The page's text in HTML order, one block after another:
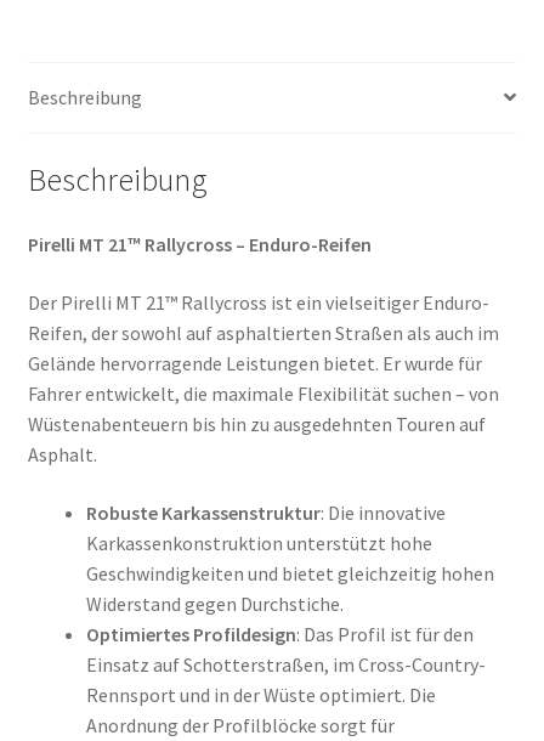
(Vorderreifen)
Beschreibung
Beschreibung
Pirelli MT 21™ Rallycross – Enduro-Reifen
Der Pirelli MT 21™ Rallycross ist ein vielseitiger Enduro-
Reifen, der sowohl auf asphaltierten Straßen als auch im
Gelände hervorragende Leistungen bietet. Er wurde für
Fahrer entwickelt, die maximale Flexibilität suchen – von
Wüstenabenteuern bis hin zu ausgedehnten Touren auf
Asphalt.
Robuste Karkassenstruktur: Die innovative
Karkassenkonstruktion unterstützt hohe
Geschwindigkeiten und bietet gleichzeitig hohen
Widerstand gegen Durchstiche.
Optimiertes Profildesign: Das Profil ist für den
Einsatz auf Schotterstraßen, im Cross-Country-
Rennsport und in der Wüste optimiert. Die
Anordnung der Profilblöcke sorgt für